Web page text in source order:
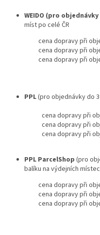
WEIDO (pro objednávky
míst po celé ČR
cena dopravy při
cena dopravy při
cena dopravy při
PPL(pro objednávky do
cena dopravy při
cena dopravy při
cena dopravy při
PPL ParcelShop (pro
balíku na výdejních
cena dopravy při
cena dopravy při
cena dopravy při